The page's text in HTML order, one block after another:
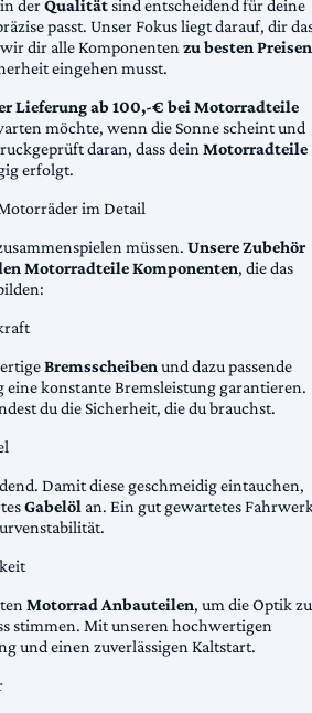
derQualitätsind entscheidend für deine
passt. Unser Fokus liegt darauf, dir
dir alle Komponentenzu besten Preisen
eingehen musst.
Lieferung ab 100,-€ bei Motorradteile
möchte, wenn die Sonne scheint und
daran, dass deinMotorradteile
erfolgt.
im Detail
müssen. Unsere Zubehör
Motorradteile Komponenten, die das
Bremsscheibenund dazu passende
konstante Bremsleistung garantieren.
du die Sicherheit, die du brauchst.
Damit diese geschmeidig eintauchen,
Gabelöl an. Ein gut gewartetes
Motorrad Anbauteilen, um die Optik zu
stimmen. Mit unseren hochwertigen
und einen zuverlässigen Kaltstart.